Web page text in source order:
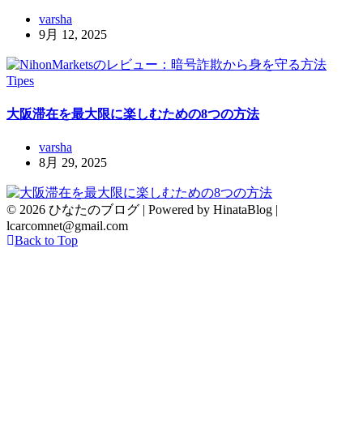
varsha
9月 12, 2025
Tipes
大阪滞在を最大限に楽しむための8つの方法
varsha
8月 29, 2025
© 2026 ひなたのブログ | Powered by HinataBlog |
lcarcomnet@gmail.com
Back to Top